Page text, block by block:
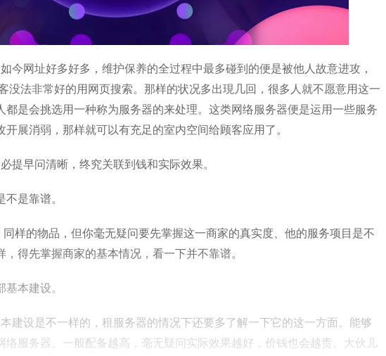
网址好多好多，维护保养的全过程中最多碰到的便是被他人故意进攻，
没法非常好的用网页搜索。那样的状况多出現几回，很多人就不愿意用这一
都是会挑选用一种称为服务器的来处理。这类网络服务器便是运用一些服务
展消弱，那样就可以有充足的室内空间给顾客应用了。
早问清晰，终究关联到钱和实际效果。
是靠谱。
样的物品，但你毫无疑问要先掌握这一商家的真实度、他的服务项目是不
得先掌握商家的基本情况，看一下并不靠谱。
本建设。
设是不一样的，租服务器的情况下还要多了解一下它的这一方面。能够
服务器。一般配备越高，毫无疑问实际效果越好，价钱也会越贵。大伙儿